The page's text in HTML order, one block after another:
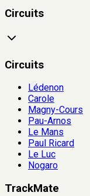
Circuits
Circuits
Lédenon
Carole
Magny-Cours
Pau-Arnos
Le Mans
Paul Ricard
Le Luc
Nogaro
TrackMate